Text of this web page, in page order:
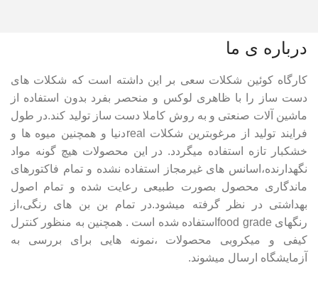
درباره ی ما
کارگاه کوئین شکلات سعی بر این داشته است که شکلات های
دست ساز را با ظاهری لوکس و منحصر بفرد بدون استفاده از
ماشین آلات صنعتی و به روش کاملا دست ساز تولید کند.در طول
فرایند تولید از مرغوبترین شکلات realدنیا و همچنین میوه ها و
خشکبار تازه استفاده میگردد. در این محصولات هیچ گونه مواد
نگهدارنده،اسانس های غیرمجاز استفاده نشده و تمام فاکتورهای
ماندگاری محصول بصورت طبیعی رعایت شده و تمام اصول
بهداشتی در نظر گرفته میشود.در تمام بن بن های رنگی،از
رنگهای food gradeاستفاده شده است . همچنین به منظور کنترل
کیفی و میکروبی محصولات ،نمونه هایی برای بررسی به
آزمایشگاه ارسال میشوند.